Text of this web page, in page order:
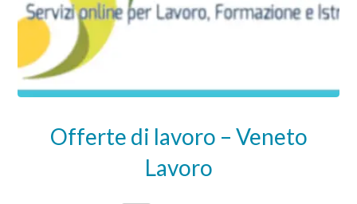
Offerte di lavoro – Veneto
Lavoro